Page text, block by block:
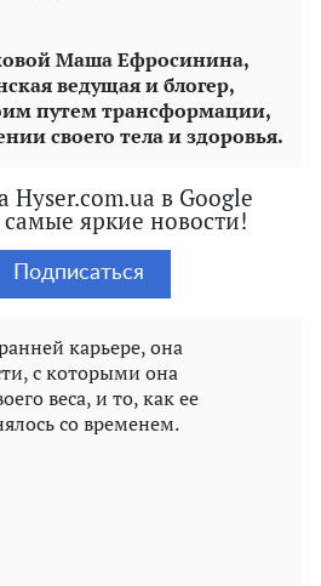
Маша Ефросинина,
ведущая и блогер,
путем трансформации,
своего тела и здоровья.
в Google
яркие новости!
Подписаться
карьере, она
с которыми она
веса, и то, как ее
со временем.